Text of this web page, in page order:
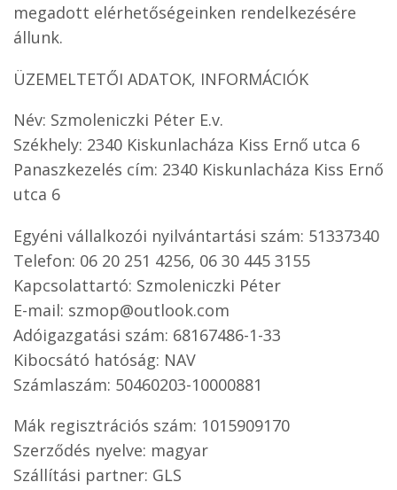
megadott elérhetőségeinken rendelkezésére
állunk.
ÜZEMELTETŐI ADATOK, INFORMÁCIÓK
Név: Szmoleniczki Péter E.v.
Székhely: 2340 Kiskunlacháza Kiss Ernő utca 6
Panaszkezelés cím: 2340 Kiskunlacháza Kiss Ernő
utca 6
Egyéni vállalkozói nyilvántartási szám: 51337340
Telefon: 06 20 251 4256, 06 30 445 3155
Kapcsolattartó: Szmoleniczki Péter
E-mail: szmop@outlook.com
Adóigazgatási szám: 68167486-1-33
Kibocsátó hatóság: NAV
Számlaszám: 50460203-10000881
Mák regisztrációs szám: 1015909170
Szerződés nyelve: magyar
Szállítási partner: GLS